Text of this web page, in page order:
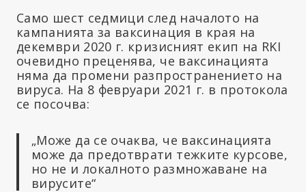
Само шест седмици след началото на
кампанията за ваксинация в края на
декември 2020 г. кризисният екип на RKI
очевидно преценява, че ваксинацията
няма да промени разпространението на
вируса. На 8 февруари 2021 г. в протокола
се посочва:
„Може да се очаква, че ваксинацията
може да предотврати тежките курсове,
но не и локалното размножаване на
вирусите“